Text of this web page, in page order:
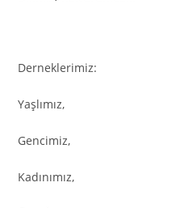
Derneklerimiz:
Yaşlımız,
Gencimiz,
Kadınımız,